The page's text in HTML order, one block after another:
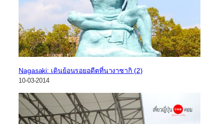
Nagasaki: เดินย้อนรอยอดีตที่นางาซากิ (2)
10-03-2014